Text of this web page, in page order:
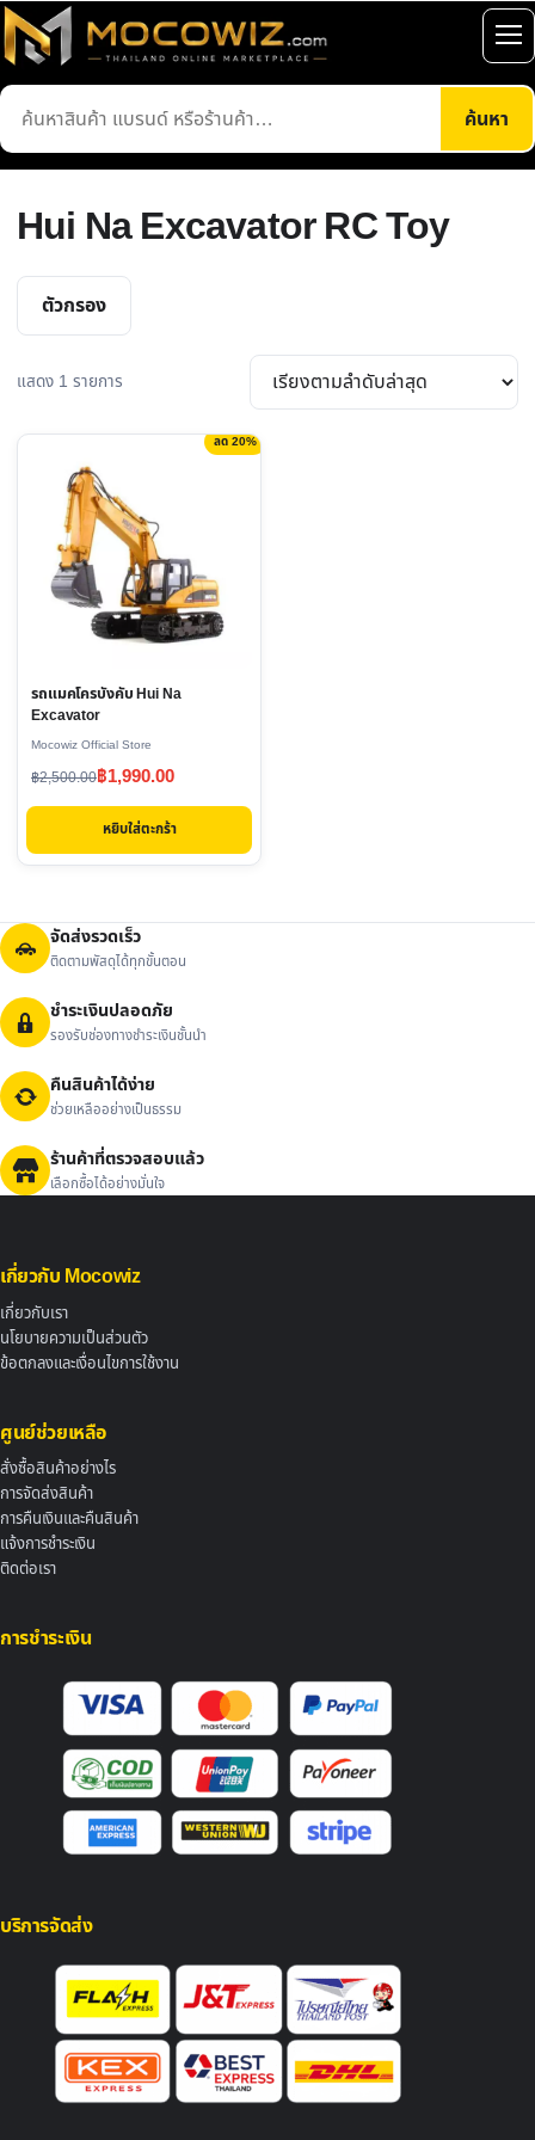
ข้าม
ไป
เนื้อหา
ค้นหา
สินค้า
ค้นหา
เปิ
เม
Hui Na Excavator RC Toy
ตัวกรอง
แสดง 1 รายการ
ลด 20%
รถแมคโครบังคับ Hui Na
Excavator
Mocowiz Official Store
฿2,500.00
Original
price
฿2,500.00.
฿1,990.00
Current
price
฿1,990.00.
หยิบใส่ตะกร้า
จัดส่งรวดเร็ว
ติดตามพัสดุได้ทุกขั้นตอน
ชำระเงินปลอดภัย
รองรับช่องทางชำระเงินชั้นนำ
คืนสินค้าได้ง่าย
ช่วยเหลืออย่างเป็นธรรม
ร้านค้าที่ตรวจสอบแล้ว
เลือกซื้อได้อย่างมั่นใจ
เกี่ยวกับ Mocowiz
เกี่ยวกับเรา
นโยบายความเป็นส่วนตัว
ข้อตกลงและเงื่อนไขการใช้งาน
ศูนย์ช่วยเหลือ
สั่งซื้อสินค้าอย่างไร
การจัดส่งสินค้า
การคืนเงินและคืนสินค้า
แจ้งการชำระเงิน
ติดต่อเรา
การชำระเงิน
บริการจัดส่ง